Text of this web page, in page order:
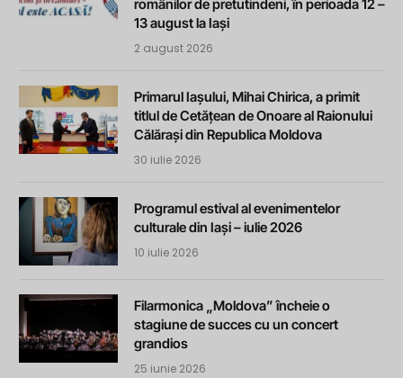
românilor de pretutindeni, în perioada 12 –
13 august la Iași
2 august 2026
Primarul Iașului, Mihai Chirica, a primit
titlul de Cetățean de Onoare al Raionului
Călărași din Republica Moldova
30 iulie 2026
Programul estival al evenimentelor
culturale din Iași – iulie 2026
10 iulie 2026
Filarmonica „Moldova” încheie o
stagiune de succes cu un concert
grandios
25 iunie 2026